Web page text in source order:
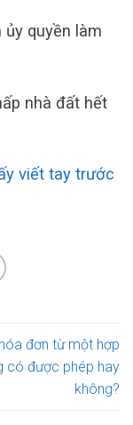
quyền làm
nhà đất hết
viết tay trước
đơn từ một hợp
có được phép hay
không?